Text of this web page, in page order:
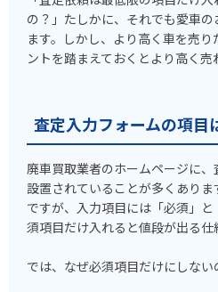
の？」たしかに、それでも愛車
ます。しかし、より高く車を売
ントを踏まえておくとより高く売
査定入力フォームの項目
廃車買取業者のホームページに
設置されていることが多くあり
ですが、入力項目には「必須」
須項目だけ入れると値段が出る仕
では、なぜ必須項目だけにしない